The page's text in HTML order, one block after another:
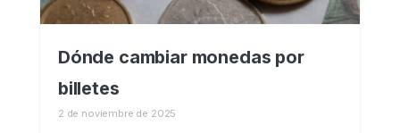
Dónde cambiar monedas por
billetes
2 de noviembre de 2025